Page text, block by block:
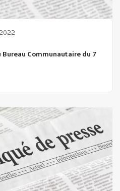
Communautaire du 7